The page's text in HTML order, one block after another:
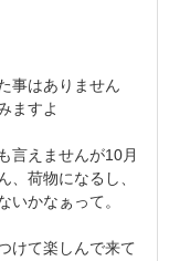
事はありません
ますよ
言えませんが10月
、荷物になるし、
いかなぁって。
けて楽しんで来て